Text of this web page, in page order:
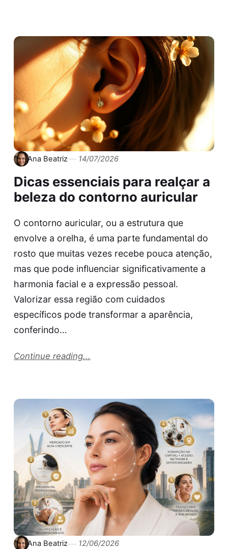
Ana Beatriz 14/07/2026
Dicas essenciais para realçar a
beleza do contorno auricular
O contorno auricular, ou a estrutura que
envolve a orelha, é uma parte fundamental do
rosto que muitas vezes recebe pouca atenção,
mas que pode influenciar significativamente a
harmonia facial e a expressão pessoal.
Valorizar essa região com cuidados
específicos pode transformar a aparência,
conferindo…
Continue reading...
Ana Beatriz 12/06/2026